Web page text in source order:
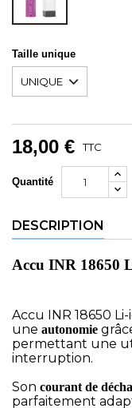
Taille unique
18,00 € TTC
Quantité
DESCRIPTION
Accu INR 18650
Accu INR 18650
une autonomie
permettant une
interruption.
Son courant de
parfaitement